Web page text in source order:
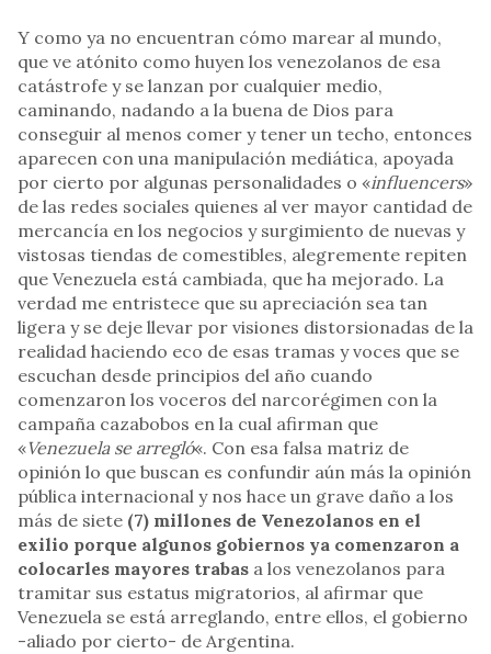
Y como ya no encuentran cómo marear al mundo,
que ve atónito como huyen los venezolanos de esa
catástrofe y se lanzan por cualquier medio,
caminando, nadando a la buena de Dios para
conseguir al menos comer y tener un techo, entonces
aparecen con una manipulación mediática, apoyada
por cierto por algunas personalidades o «influencers»
de las redes sociales quienes al ver mayor cantidad de
mercancía en los negocios y surgimiento de nuevas y
vistosas tiendas de comestibles, alegremente repiten
que Venezuela está cambiada, que ha mejorado. La
verdad me entristece que su apreciación sea tan
ligera y se deje llevar por visiones distorsionadas de la
realidad haciendo eco de esas tramas y voces que se
escuchan desde principios del año cuando
comenzaron los voceros del narcorégimen con la
campaña cazabobos en la cual afirman que
«Venezuela se arregló«. Con esa falsa matriz de
opinión lo que buscan es confundir aún más la opinión
pública internacional y nos hace un grave daño a los
más de siete (7) millones de Venezolanos en el
exilio porque algunos gobiernos ya comenzaron a
colocarles mayores trabas a los venezolanos para
tramitar sus estatus migratorios, al afirmar que
Venezuela se está arreglando, entre ellos, el gobierno
-aliado por cierto- de Argentina.